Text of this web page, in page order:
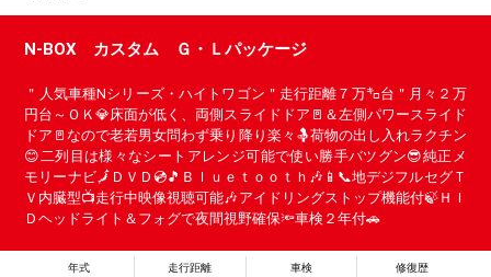
N-BOX カスタム Ｇ・Ｌパッケージ
＂人気車種Nシリーズ・ハイトワゴン＂走行距離７万㌔台＂月々２万
円台～ＯＫ💎床面が低く、両側スライドドア🚪＆左側パワースライド
ドア🚪なので老若男女問わず乗り降り楽々🤱荷物の出し入れラクチン
😊二列目は様々なシートアレンジ可能で使い勝手バツグン😎純正メ
モリーナビ🗾ＤＶＤ💿🎵Ｂｌｕｅｔｏｏｔｈ🎶📱📞地デジフルセグＴ
Ｖ内臓型📺走行中映像視聴可能🎶アイドリングストップ機能付🍃ＨＩ
Ｄヘッドライト＆フォグで夜間視野確保🔦車検２年付🚗
年式
走行距離
車検
修復歴